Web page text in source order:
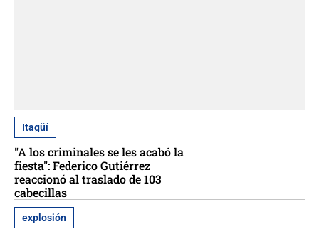
Itagüí
"A los criminales se les acabó la
fiesta": Federico Gutiérrez
reaccionó al traslado de 103
cabecillas
explosión